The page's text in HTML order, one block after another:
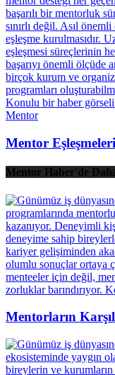
Mentor
Mentor
Mentor Haber'de
Mentorların